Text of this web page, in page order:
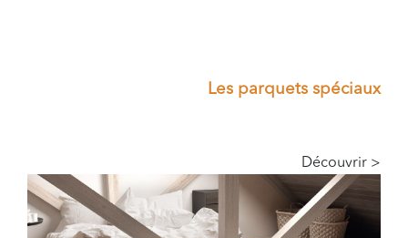
Les parquets spéciaux
Découvrir >